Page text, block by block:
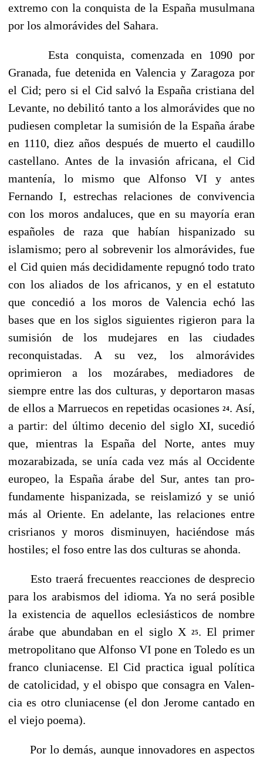
extremo con la conquista de la España musulmana
por los almorávides del Sahara.
Esta conquista, comenzada en 1090 por
Granada, fue detenida en Valencia y Zaragoza por
el Cid; pero si el Cid salvó la España cristiana del
Levante, no debilitó tanto a los almorávides que no
pudiesen completar la sumisión de la España árabe
en 1110, diez años después de muerto el caudillo
castellano. Antes de la invasión africana, el Cid
mantenía, lo mismo que Alfonso VI y antes
Fernando I, estrechas relaciones de convivencia
con los moros andalu­ces, que en su mayoría eran
españoles de raza que habían hispanizado su
islamismo; pero al sobrevenir los almorávi­des, fue
el Cid quien más decididamente repugnó todo trato
con los aliados de los africanos, y en el estatuto
que concedió a los moros de Valencia echó las
bases que en los siglos siguientes rigieron para la
sumisión de los mudeja­res en las ciudades
reconquistadas. A su vez, los almorávi­des
oprimieron a los mozárabes, mediadores de
siempre entre las dos culturas, y deportaron masas
de ellos a Marruecos en repetidas ocasiones24. Así,
a partir: del último decenio del siglo XI, sucedió
que, mientras la España del Norte, antes muy
mozarabizada, se unía cada vez más al Occidente
europeo, la España árabe del Sur, antes tan pro­
fundamente hispanizada, se reislamizó y se unió
más al Oriente. En adelante, las relaciones entre
crisrianos y mo­ros disminuyen, haciéndose más
hostiles; el foso entre las dos culturas se ahonda.
Esto traerá frecuentes reacciones de desprecio
para los arabismos del idioma. Ya no será posible
la existencia de aquellos eclesiásticos de nombre
árabe que abundaban en el siglo X
25. El primer
metropolitano que Alfonso VI pone en Toledo es un
franco cluniacense. El Cid practica igual política
de catolicidad, y el obispo que consagra en Valen­
cia es otro cluniacense (el don Jerome cantado en
el viejo poema).
Por lo demás, aunque innovadores en aspectos